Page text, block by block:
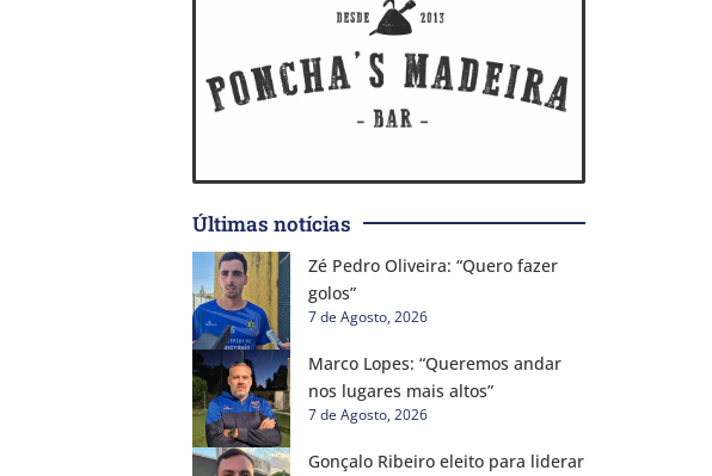
Últimas notícias
Zé Pedro Oliveira: “Quero fazer
golos”
7 de Agosto, 2026
Marco Lopes: “Queremos andar
nos lugares mais altos”
7 de Agosto, 2026
Gonçalo Ribeiro eleito para liderar